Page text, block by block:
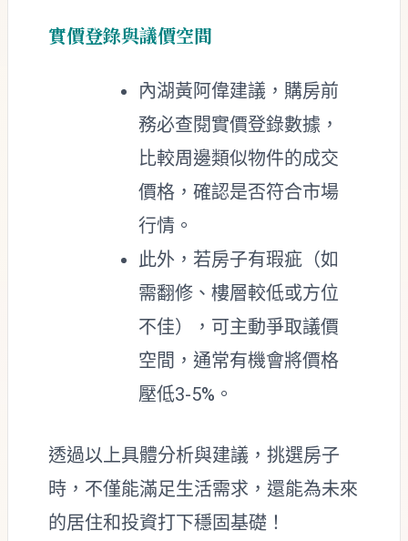
實價登錄與議價空間
內湖黃阿偉建議，購房前
務必查閱實價登錄數據，
比較周邊類似物件的成交
價格，確認是否符合市場
行情。
此外，若房子有瑕疵（如
需翻修、樓層較低或方位
不佳），可主動爭取議價
空間，通常有機會將價格
壓低3-5%。
透過以上具體分析與建議，挑選房子
時，不僅能滿足生活需求，還能為未來
的居住和投資打下穩固基礎！